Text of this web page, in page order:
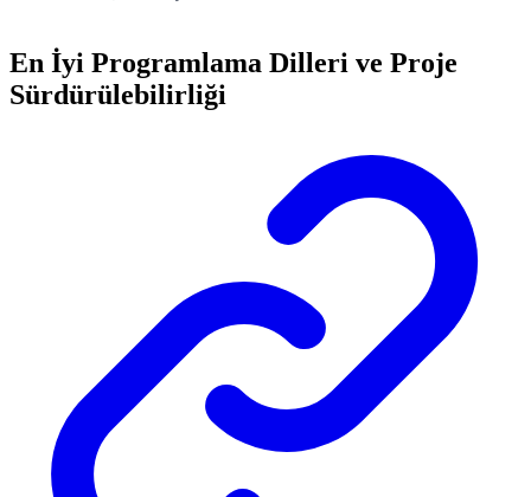
En İyi Programlama Dilleri ve Proje
Sürdürülebilirliği